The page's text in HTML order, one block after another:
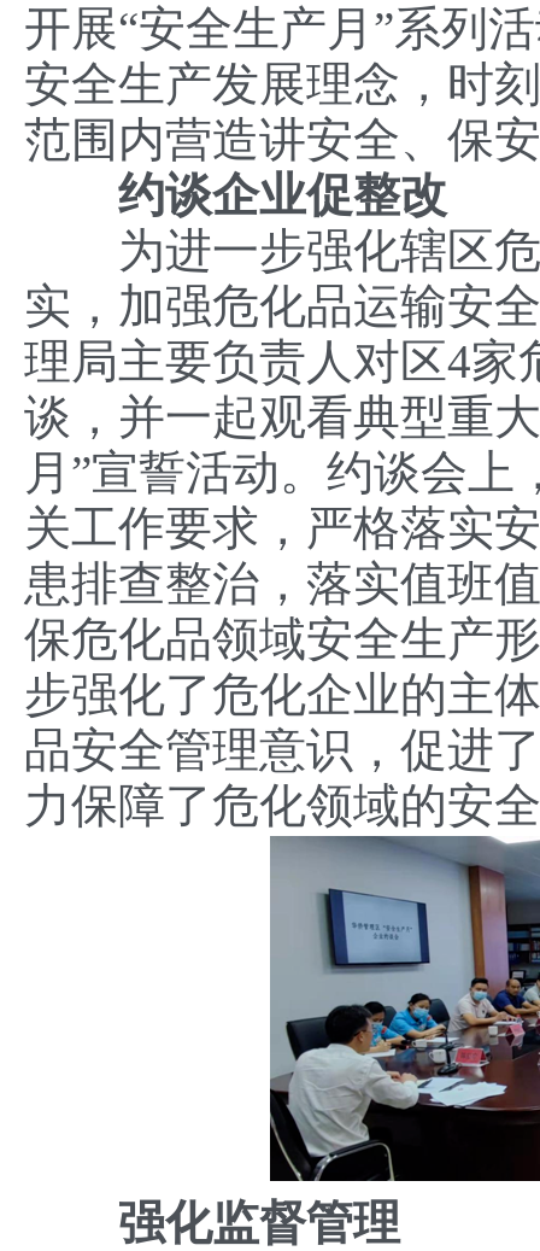
开展“安全生产月”系列
安全生产发展理念，时
范围内营造讲安全、保
约谈企业促整改
为进一步强化辖区危
实，加强危化品运输安
理局主要负责人对区4
谈，并一起观看典型重
月”宣誓活动。约谈会
关工作要求，严格落实
患排查整治，落实值班
保危化品领域安全生产
步强化了危化企业的主
品安全管理意识，促进
力保障了危化领域的安
强化监督管理